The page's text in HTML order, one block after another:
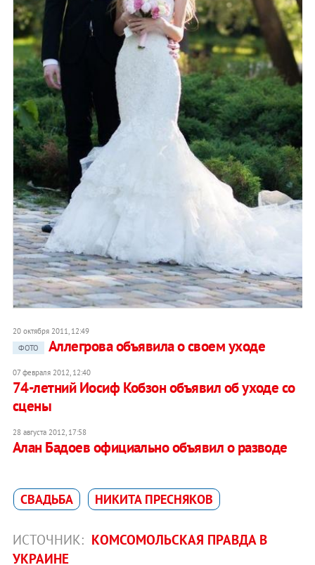
20 октября 2011, 12:49
ФОТО
Аллегрова объявила о своем уходе
07 февраля 2012, 12:40
74-летний Иосиф Кобзон объявил об уходе со
сцены
28 августа 2012, 17:58
Алан Бадоев официально объявил о разводе
СВАДЬБА НИКИТА ПРЕСНЯКОВ
ИСТОЧНИК: КОМСОМОЛЬСКАЯ ПРАВДА В
УКРАИНЕ